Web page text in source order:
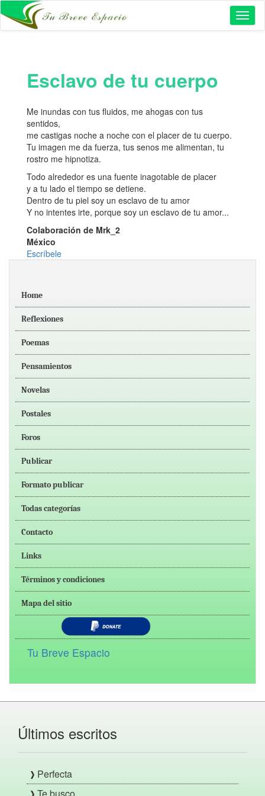
Esclavo de tu cuerpo
Me inundas con tus fluidos, me ahogas con tus
sentidos,
me castigas noche a noche con el placer de tu cuerpo.
Tu imagen me da fuerza, tus senos me alimentan, tu
rostro me hipnotiza.
Todo alrededor es una fuente inagotable de placer
y a tu lado el tiempo se detiene.
Dentro de tu piel soy un esclavo de tu amor
Y no intentes irte, porque soy un esclavo de tu amor...
Colaboración de Mrk_2
México
Escríbele
Home
Reflexiones
Poemas
Pensamientos
Novelas
Postales
Foros
Publicar
Formato publicar
Todas categorías
Contacto
Links
Términos y condiciones
Mapa del sitio
Tu Breve Espacio
Últimos escritos
Perfecta